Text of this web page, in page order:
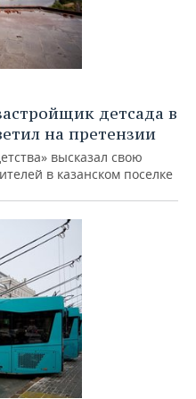
детсада в
на претензии
высказал свою
в казанском поселке